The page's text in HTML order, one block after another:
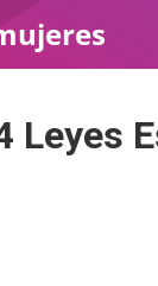
Leyes